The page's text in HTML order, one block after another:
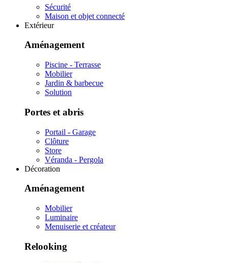
Sécurité
Maison et objet connecté
Extérieur
Aménagement
Piscine - Terrasse
Mobilier
Jardin & barbecue
Solution
Portes et abris
Portail - Garage
Clôture
Store
Véranda - Pergola
Décoration
Aménagement
Mobilier
Luminaire
Menuiserie et créateur
Relooking